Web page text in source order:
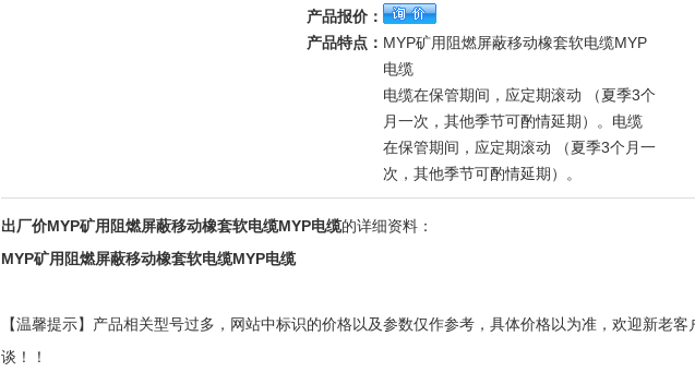
产品报价：
产品特点： MYP矿用阻燃屏蔽移动橡套软电缆MYP
电缆
电缆在保管期间，应定期滚动 （夏季3个
月一次，其他季节可酌情延期）。电缆
在保管期间，应定期滚动 （夏季3个月一
次，其他季节可酌情延期）。
出厂价MYP矿用阻燃屏蔽移动橡套软电缆MYP电缆的详细资料：
MYP矿用阻燃屏蔽移动橡套软电缆MYP电缆
【温馨提示】产品相关型号过多，网站中标识的价格以及参数仅作参考，具体价格以为准，欢迎新老客
谈！！